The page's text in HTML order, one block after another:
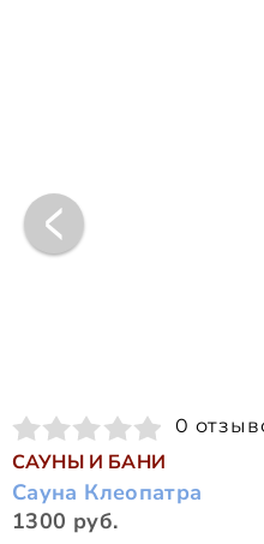
0
САУНЫ И БАНИ
Сауна Клеопатра
1300 руб.